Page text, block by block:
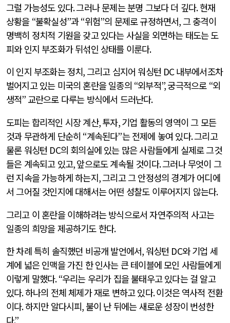
그럴 가능성도 있다.그러나 문제는 분명 그보다 더 깊다.현재
상황을 “불확실성”과“위험”의 문제로 규정하면서,그 충격이
명백히 정치적 기원을 갖고 있다는 사실을 외면하는 태도는 도
피와 인지 부조화가 뒤섞인 상태를 이룬다.
이 인지 부조화는 정치,그리고 심지어 워싱턴 DC내부에서조차
벌어지고 있는 미국의 혼란을 일종의 “외부적”,궁극적으로 “외
생적” 교란으로 다루는 방식에서 드러난다.
도피는 합리적인 시장 계산,투자,기업 활동의 영역이 그 모든
것과 무관하게 단순히 “계속된다”는 전제에 놓여 있다.그리고
물론 워싱턴 DC의 회의실에 있는 많은 사람들에게 실제로 그것
들은 계속되고 있고,앞으로도 계속될 것이다.그러나 무엇이 그
런 지속을 가능하게 하는지,그리고 그 안정성의 경계가 어디에
서 그어질 것인지에 대해서는 어떤 성찰도 이루어지지 않는다.
그리고 이 혼란을 이해하려는 방식으로서 자연주의적 사고는
일종의 희망을 제공하기도 한다.
한 차례 특히 솔직했던 비공개 발언에서, 워싱턴 DC와 기업 세
계에 넓은 인맥을 가진 한 인사는 큰 테이블에 모인 사람들에게
이렇게 말했다. “우리는 우리가 집을 불태우고 있다는 걸 알고
있다.하나의 전체 체제가 재로 변하고 있다.이것은 역사적 전환
이다.하지만 알다시피, 불이 난 뒤에는 새로운 성장이 번성한
다.”